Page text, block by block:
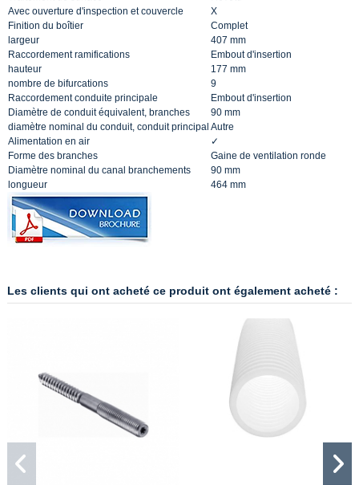
Avec ouverture d'inspection et couvercle
X
Finition du boîtier
Complet
largeur
407 mm
Raccordement ramifications
Embout d'insertion
hauteur
177 mm
nombre de bifurcations
9
Raccordement conduite principale
Embout d'insertion
Diamètre de conduit équivalent, branches
90 mm
diamètre nominal du conduit, conduit principal Autre
Alimentation en air
✓
Forme des branches
Gaine de ventilation ronde
Diamètre nominal du canal branchements
90 mm
longueur
464 mm
Les clients qui ont acheté ce produit ont également acheté :